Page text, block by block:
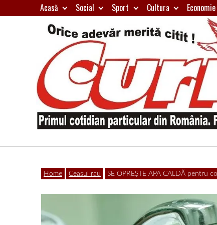
to
Acasă Social Sport Cultura Economie
Curierul
de
Primul
particular
din
România
Home Ceasul rau SE OPREȘTE APA CALDĂ pentru